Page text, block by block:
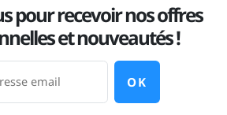
pour recevoir nos offres
et nouveautés !
OK